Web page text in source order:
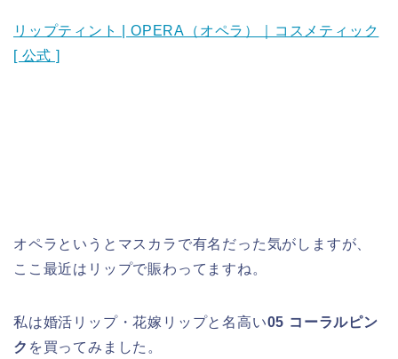
リップティント | OPERA（オペラ）｜コスメティック
[ 公式 ]
オペラというとマスカラで有名だった気がしますが、
ここ最近はリップで賑わってますね。
私は婚活リップ・花嫁リップと名高い05 コーラルピン
ク を買ってみました。